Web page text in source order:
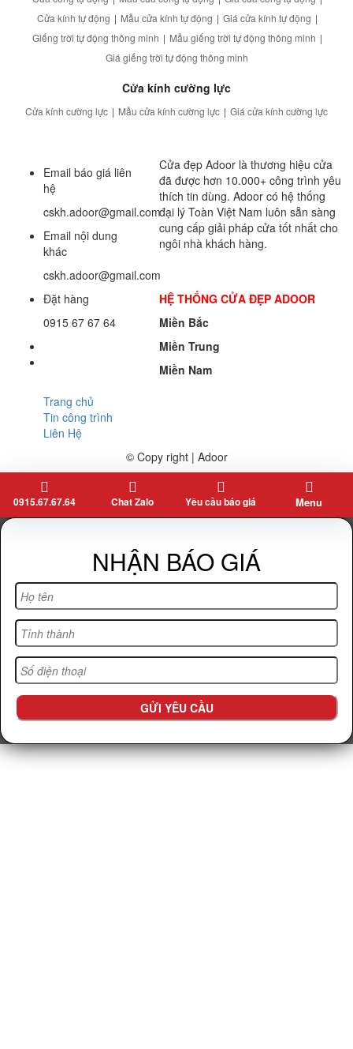
Cửa kính tự động | Mẫu cửa kính tự động | Giá cửa kính tự động |
Giếng trời tự động thông minh | Mẫu giếng trời tự động thông minh |
Giá giếng trời tự động thông minh
Cửa kính cường lực
Cửa kính cường lực | Mẫu cửa kính cường lực | Giá cửa kính cường lực
Email báo giá liên
hệ
cskh.adoor@gmail.com
Email nội dung
khác
cskh.adoor@gmail.com
Đặt hàng
0915 67 67 64
Trang chủ
Tin công trình
Liên Hệ
Cửa đẹp Adoor là thương hiệu cửa
đã được hơn 10.000+ công trình yêu
thích tin dùng. Adoor có hệ thống
đại lý Toàn Việt Nam luôn sẵn sàng
cung cấp giải pháp cửa tốt nhất cho
ngôi nhà khách hàng.
HỆ THỐNG CỬA ĐẸP ADOOR
Miền Bắc
Miền Trung
Miền Nam
© Copy right | Adoor
0915.67.67.64 Chat Zalo Yêu cầu báo giá Menu
NHẬN BÁO GIÁ